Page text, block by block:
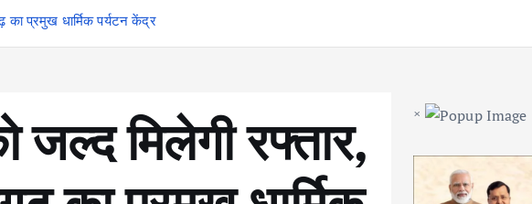
का प्रमुख धार्मिक पर्यटन केंद्र
जल्द मिलेगी रफ्तार,
×